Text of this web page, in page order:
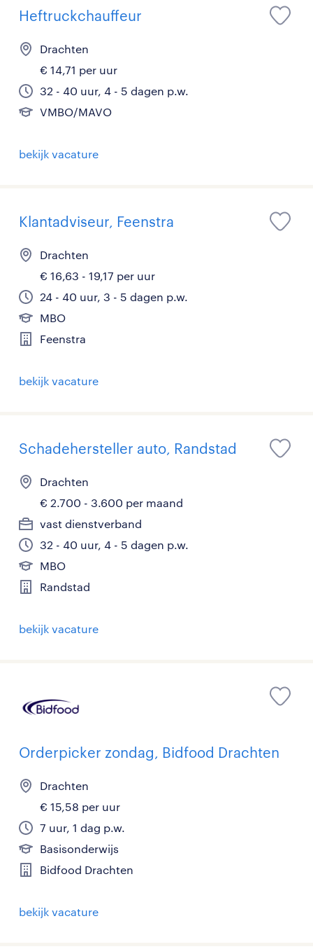
Heftruckchauffeur
Drachten
€ 14,71 per uur
32 - 40 uur, 4 - 5 dagen p.w.
VMBO/MAVO
bekijk vacature
Klantadviseur, Feenstra
Drachten
€ 16,63 - 19,17 per uur
24 - 40 uur, 3 - 5 dagen p.w.
MBO
Feenstra
bekijk vacature
Schadehersteller auto, Randstad
Drachten
€ 2.700 - 3.600 per maand
vast dienstverband
32 - 40 uur, 4 - 5 dagen p.w.
MBO
Randstad
bekijk vacature
Orderpicker zondag, Bidfood Drachten
Drachten
€ 15,58 per uur
7 uur, 1 dag p.w.
Basisonderwijs
Bidfood Drachten
bekijk vacature